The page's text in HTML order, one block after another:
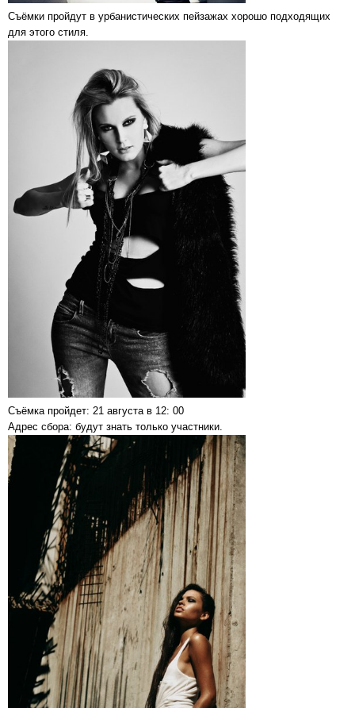
Съёмки пройдут в урбанистических пейзажах хорошо подходящих
для этого стиля.
Съёмка пройдет: 21 августа в 12: 00
Адрес сбора: будут знать только участники.